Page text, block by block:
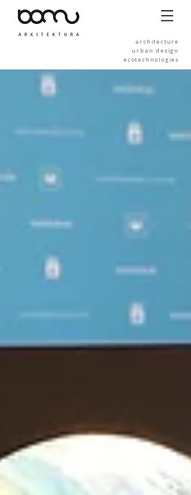
architecture
urban design
ecotechnologies